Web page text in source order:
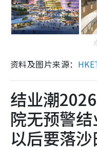
资料及图片来源：
结业潮
院无预警结
以后要落